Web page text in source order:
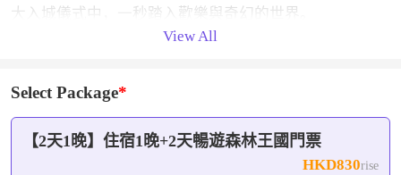
大入城儀式中，一秒踏入歡樂與奇幻的世界。
大灣區親子度假封神之作！真長頸鹿互動+童話城堡+森
沖不踩雷💯
View All
Select Package
【2天1晚】住宿1晚+2天暢遊森林王國門票
HKD830rise